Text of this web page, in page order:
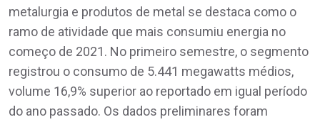
metalurgia e produtos de metal se destaca como o
ramo de atividade que mais consumiu energia no
começo de 2021. No primeiro semestre, o segmento
registrou o consumo de 5.441 megawatts médios,
volume 16,9% superior ao reportado em igual período
do ano passado. Os dados preliminares foram